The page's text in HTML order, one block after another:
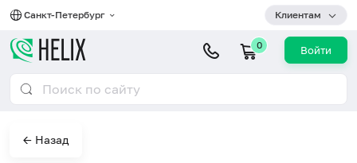
Санкт-Петербург Клиентам
0 Войти
← Назад